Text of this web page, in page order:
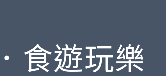
食遊玩樂